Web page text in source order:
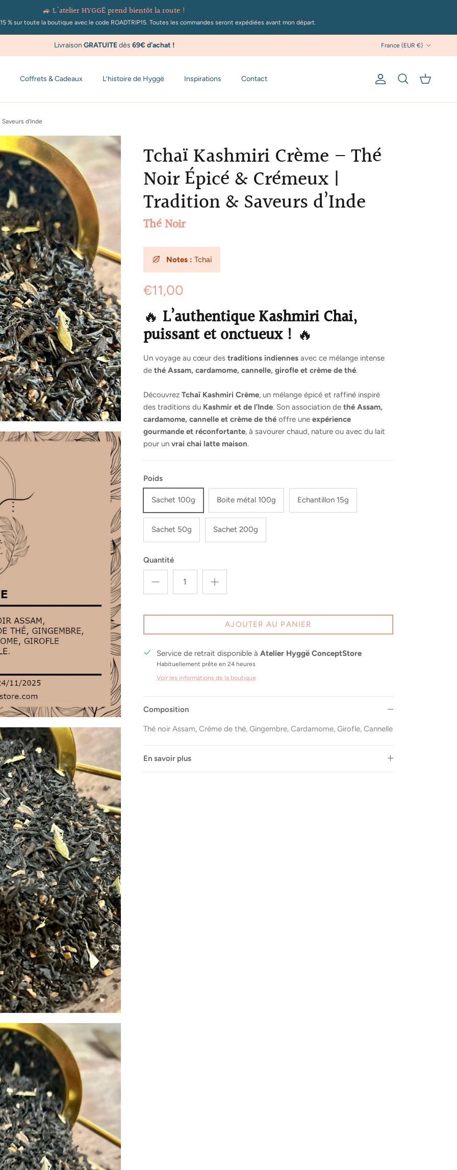
🚙 L'atelier HYGGË prend bientôt la route !
% sur toute la boutique avec le code ROADTRIP15. Toutes les commandes seront expédiées avant mon départ.
Livraison GRATUITEdès 69€ d'achat ! France (EUR €)
Coffrets & Cadeaux L’histoire de Hyggë Inspirations Contact CompteRecherchePanier
d’Inde
Tchaï Kashmiri Crème – Thé
Noir Épicé & Crémeux |
Tradition & Saveurs d’Inde
Thé Noir
Notes : Tchaï
€11,00
🔥 L’authentique Kashmiri Chai,
puissant et onctueux ! 🔥
Un voyage au cœur des traditions indiennesavec ce mélange intense
de thé Assam, cardamome, cannelle, girofle et crème de thé.
Découvrez Tchaï Kashmiri Crème, un mélange épicé et raffiné inspiré
des traditions du Kashmir et de l’Inde. Son association de thé Assam,
cardamome, cannelle et crème de théoffre une expérience
gourmande et réconfortante, à savourer chaud, nature ou avec du lait
pour un vrai chai latte maison.
Poids
Sachet 100g Boite métal 100g Echantillon 15g
Sachet 50g Sachet 200g
Quantité
AJOUTER AU PANIER
Service de retrait disponible à Atelier Hyggë ConceptStore
Habituellement prête en 24 heures
Voir les informations de la boutique
Composition
Thé noir Assam, Crème de thé, Gingembre, Cardamome, Girofle, Cannelle
En savoir plus
Newsletter
vous à notre newsletter et bénéficiez d'offres exclusives, de
personnalisés et d'informations sur les dernières tendances. Ne
ratez rien de l'univers Hygge !
S’INSCRIRE